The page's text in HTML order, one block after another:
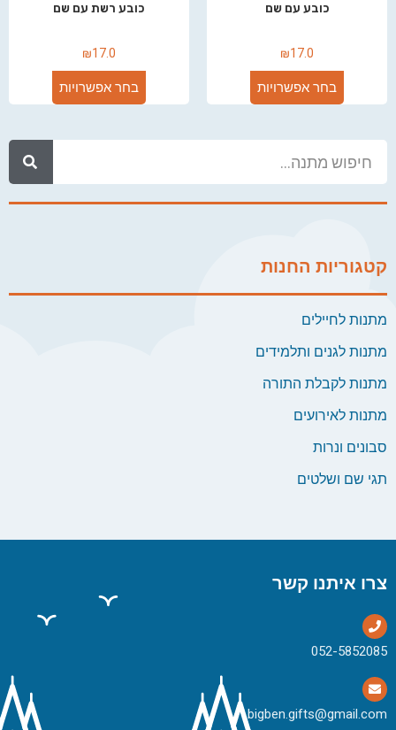
קטגוריות החנות
מתנות לחיילים
מתנות לגנים ותלמידים
מתנות לקבלת התורה
מתנות לאירועים
סבונים ונרות
תגי שם ושלטים
כובע עם שם
₪17.0
בחר אפשרויות
כובע רשת עם שם
₪17.0
בחר אפשרויות
צרו איתנו קשר
bigben.gifts@gmail.com